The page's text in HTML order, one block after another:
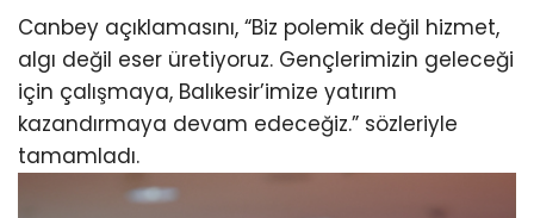
Canbey açıklamasını, “Biz polemik değil hizmet,
algı değil eser üretiyoruz. Gençlerimizin geleceği
için çalışmaya, Balıkesir’imize yatırım
kazandırmaya devam edeceğiz.” sözleriyle
tamamladı.